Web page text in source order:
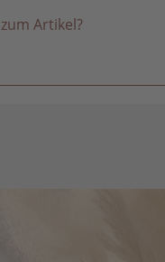
Artikel?